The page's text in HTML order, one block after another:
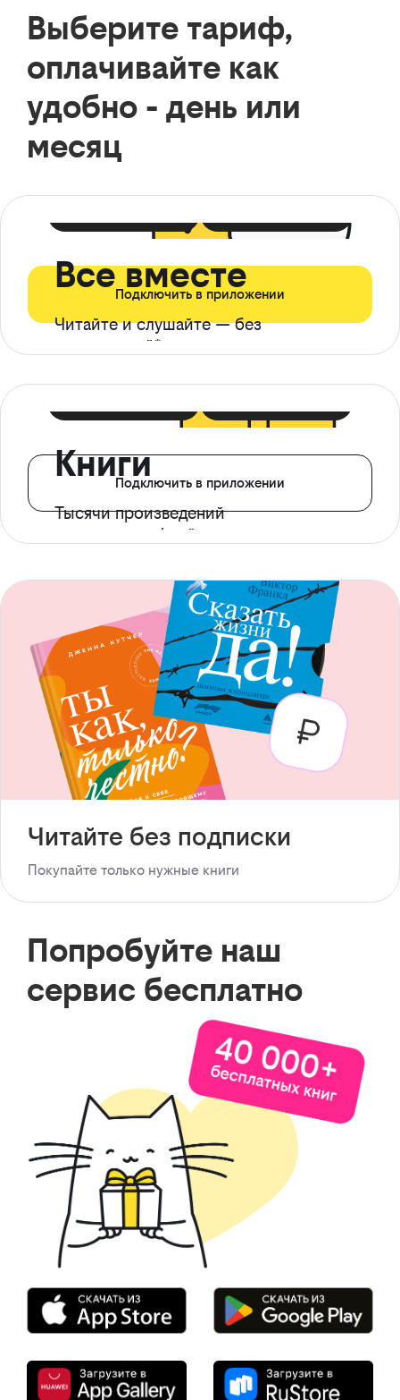
Выберите тариф,
оплачивайте как
удобно - день или
месяц
Все вместе
Читайте и слушайте — без
ограничений*
Подключить в приложении
Книги
Тысячи произведений
с доступом офлайн
Подключить в приложении
Читайте без подписки
Покупайте только нужные книги
Попробуйте наш
сервис бесплатно